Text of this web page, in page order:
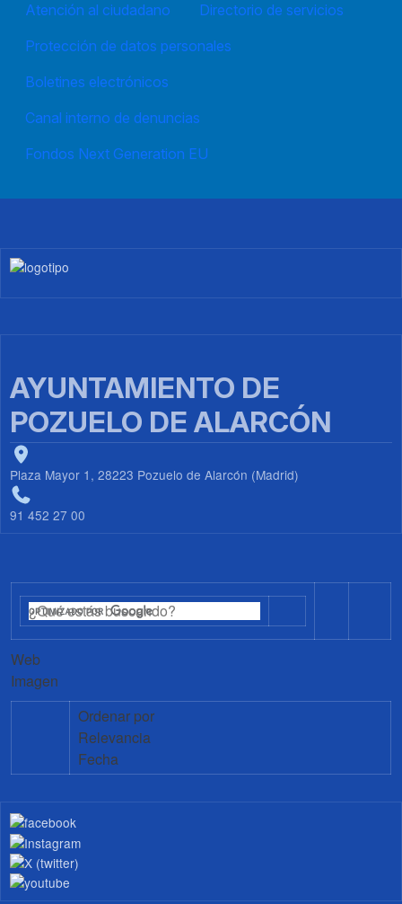
Atención al ciudadano
Directorio de servicios
Protección de datos personales
Boletines electrónicos
Canal interno de denuncias
Fondos Next Generation EU
Imagen
AYUNTAMIENTO DE
POZUELO DE ALARCÓN
Plaza Mayor 1, 28223 Pozuelo de Alarcón (Madrid)
91 452 27 00
Web
Imagen
Ordenar por
Relevancia
Fecha